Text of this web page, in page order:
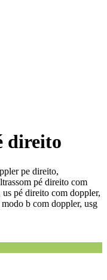
direito
pe direito,
pé direito com
pé direito com doppler,
b com doppler, usg